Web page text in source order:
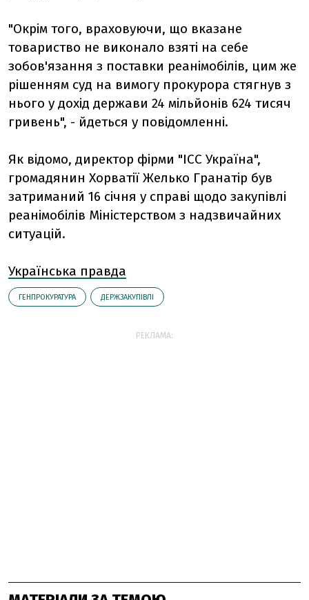
"Окрім того, враховуючи, що вказане
товариство не виконало взяті на себе
зобов'язання з поставки реанімобілів, цим же
рішенням суд на вимогу прокурора стягнув з
нього у дохід держави 24 мільйонів 624 тисяч
гривень", - йдеться у повідомленні.
Як відомо, директор фірми "ІСС Україна",
громадянин Хорватії Желько Гранатір був
затриманий 16 січня у справі щодо закупівлі
реанімобілів Міністерством з надзвичайних
ситуацій.
Українська правда
ГЕНПРОКУРАТУРА ДЕРЖЗАКУПІВЛІ
РЕКЛАМА: